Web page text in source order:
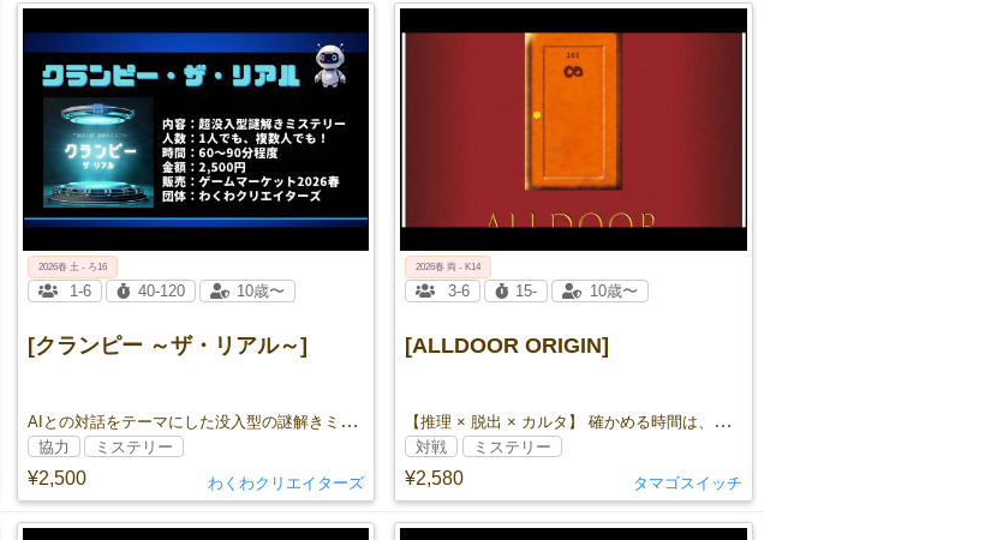
[クランピー ～ザ・リアル～]
AIとの対話をテーマにした没入型の謎解きミステリー
¥2,500
2026春 土 - ろ16
1-6 40-120 10歳〜
協力 ミステリー
わくわクリエイターズ
[ALLDOOR ORIGIN]
【推理 × 脱出 × カルタ】 確かめる時間は、もう残されていない ー
¥2,580
2026春 両 - K14
3-6 15- 10歳〜
対戦 ミステリー
タマゴスイッチ